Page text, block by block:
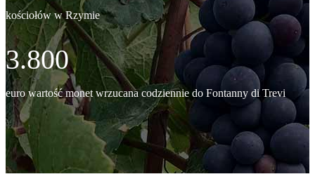
kościołów w Rzymie
3.800
euro wartość monet wrzucana codziennie do Fontanny di Trevi